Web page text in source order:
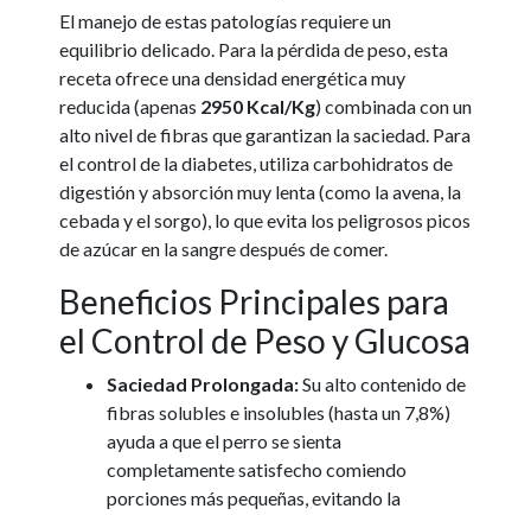
El manejo de estas patologías requiere un
equilibrio delicado. Para la pérdida de peso, esta
receta ofrece una densidad energética muy
reducida (apenas 2950 Kcal/Kg) combinada con un
alto nivel de fibras que garantizan la saciedad. Para
el control de la diabetes, utiliza carbohidratos de
digestión y absorción muy lenta (como la avena, la
cebada y el sorgo), lo que evita los peligrosos picos
de azúcar en la sangre después de comer.
Beneficios Principales para
el Control de Peso y Glucosa
Saciedad Prolongada:Su alto contenido de
fibras solubles e insolubles (hasta un 7,8%)
ayuda a que el perro se sienta
completamente satisfecho comiendo
porciones más pequeñas, evitando la